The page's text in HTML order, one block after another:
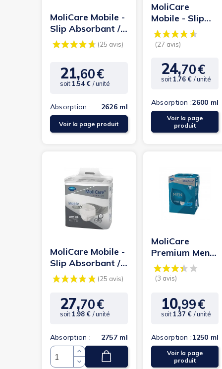
MoliCare Mobile -
Slip Absorbant /
Pants - M - 10
gouttes
Prix
21,60€
soit 1.54 € / unité
Absorption : 2626 ml
Voir la page produit
MoliCare
Mobile - Slip
Absorbant /
Pants - L - 10
Prix
24,70€
soit 1.76 € / unité
Absorption :2600 ml
Voir la page
produit
MoliCare Mobile -
Slip Absorbant /
Pants - XL - 10
gouttes
Prix
27,70€
soit 1.98 € / unité
Absorption : 2757 ml
Quantité
MoliCare
Premium Men
Pants M -
Protection
homme...
Prix
10,99€
soit 1.37 € / unité
Absorption :1250 ml
Voir la page
produit